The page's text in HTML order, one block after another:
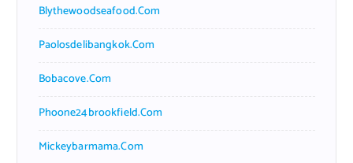
Blythewoodseafood.com
Paolosdelibangkok.com
Bobacove.com
Phoone24brookfield.com
Mickeybarmama.com